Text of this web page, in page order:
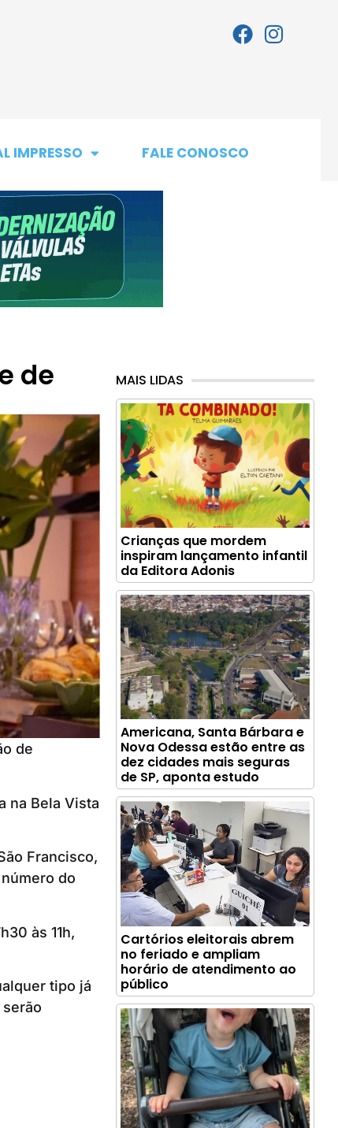
IMPRESSO FALE CONOSCO
de
de
na Bela Vista
Francisco,
do
às 11h,
tipo já
MAIS LIDAS
Crianças que mordem
inspiram lançamento infantil
da Editora Adonis
Americana, Santa Bárbara e
Nova Odessa estão entre as
dez cidades mais seguras
de SP, aponta estudo
Cartórios eleitorais abrem
no feriado e ampliam
horário de atendimento ao
público